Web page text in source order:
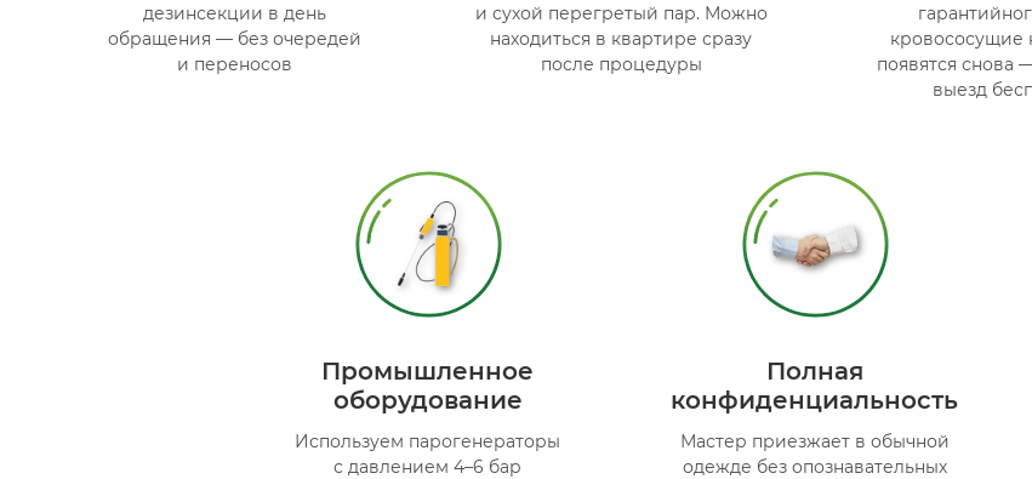
дезинсекции в день
обращения — без очередей
и переносов
и сухой перегретый пар. Можно
находиться в квартире сразу
после процедуры
кровососущие
появятся снова
выезд
Промышленное
оборудование
Используем парогенераторы
с давлением 4–6 бар
Полная
конфиденциальность
Мастер приезжает в обычной
одежде без опознавательных